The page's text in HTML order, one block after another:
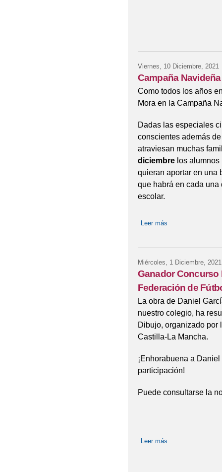
Viernes, 10 Diciembre, 2021
Campaña
Como todos los años
Mora en la Campaña
Dadas las especiales
conscientes además
atraviesan muchas
diciembrelos alumnos
quieran aportar en una
que habrá en cada
escolar.
Leer más
Miércoles, 1 Diciembre, 2021
Ganador Concurso
Federación de
La obra de Daniel
nuestro colegio, ha
Dibujo, organizado por
Castilla-La Mancha.
¡Enhorabuena a
participación!
Puede consultarse la
Leer más